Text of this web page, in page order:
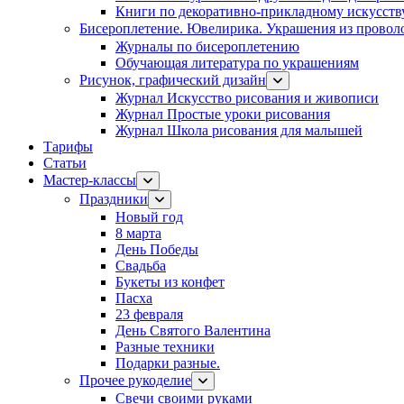
Книги по декоративно-прикладному
Бисероплетение. Ювелирика. Украшения из
Журналы по бисероплетению
Обучающая литература по украшениям
Рисунок, графический дизайн
Журнал Искусство рисования и живописи
Журнал Простые уроки рисования
Журнал Школа рисования для малышей
Тарифы
Статьи
Мастер-классы
Праздники
Новый год
8 марта
День Победы
Свадьба
Букеты из конфет
Пасха
23 февраля
День Святого Валентина
Разные техники
Подарки разные.
Прочее рукоделие
Свечи своими руками